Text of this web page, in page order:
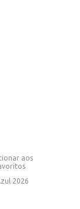
aos
2026